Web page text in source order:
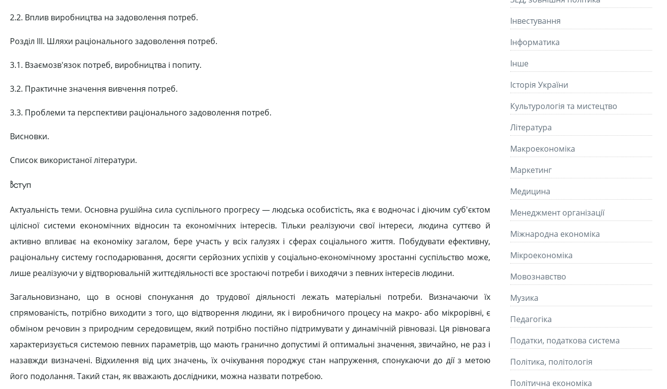
2.2. Вплив виробництва на задоволення потреб.
Розділ ІІІ. Шляхи раціонального задоволення потреб.
3.1. Взаємозв'язок потреб, виробництва і попиту.
3.2. Практичне значення вивчення потреб.
3.3. Проблеми та перспективи раціонального задоволення потреб.
Висновки.
Список використаної літератури.
Вступ
Актуальність теми. Основна рушійна сила суспільного прогресу — людська особистість, яка є водночас і діючим суб'єктом
цілісної системи економічних відносин та економічних інтересів. Тільки реалізуючи свої інтереси, людина суттєво й
активно впливає на економіку загалом, бере участь у всіх галузях і сферах соціального життя. Побудувати ефективну,
раціональну систему господарювання, досягти серйозних успіхів у соціально-економічному зростанні суспільство може,
лише реалізуючи у відтворювальній життєдіяльності все зростаючі потреби і виходячи з певних інтересів людини.
Загальновизнано, що в основі спонукання до трудової діяльності лежать матеріальні потреби. Визначаючи їх
спрямованість, потрібно виходити з того, що відтворення людини, як і виробничого процесу на макро- або мікрорівні, є
обміном речовин з природним середовищем, який потрібно постійно підтримувати у динамічній рівновазі. Ця рівновага
характеризується системою певних параметрів, що мають гранично допустимі й оптимальні значення, звичайно, не раз і
назавжди визначені. Відхилення від цих значень, їх очікування породжує стан напруження, спонукаючи до дії з метою
його подолання. Такий стан, як вважають дослідники, можна назвати потребою.
Інвестування
Інформатика
Інше
Історія України
Культурологія та мистецтво
Літературa
Макроекономіка
Маркетинг
Медицина
Менеджмент організації
Міжнародна економіка
Мікроекономіка
Мовознавство
Музика
Педагогіка
Податки, податкова система
Політика, політологія
Політична економіка